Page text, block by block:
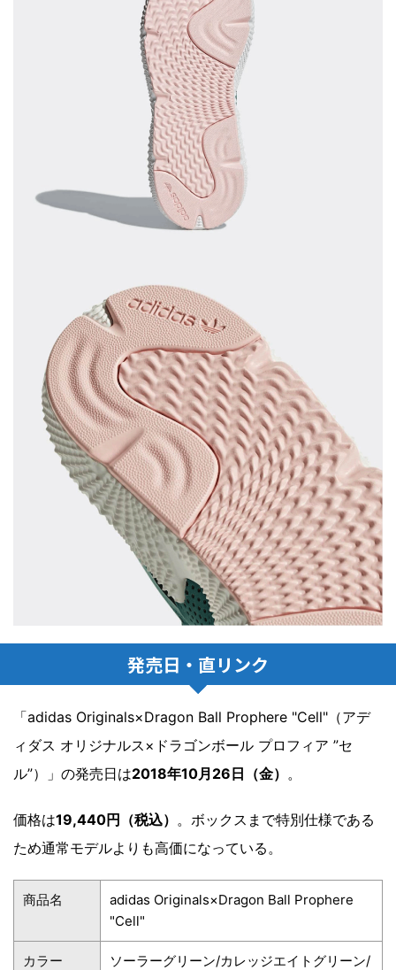
発売日・直リンク
「adidas Originals×Dragon Ball Prophere "Cell"（アデ
ィダス オリジナルス×ドラゴンボール プロフィア ”セ
ル”）」の発売日は2018年10月26日（金） 。
価格は19,440円（税込） 。ボックスまで特別仕様である
ため通常モデルよりも高価になっている。
商品名
adidas Originals×Dragon Ball Prophere
"Cell"
カラー
ソーラーグリーン/カレッジエイトグリーン/